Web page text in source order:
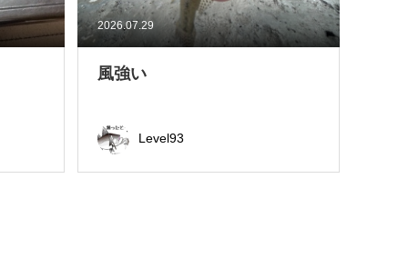
2026.07.29
風強い
Level93